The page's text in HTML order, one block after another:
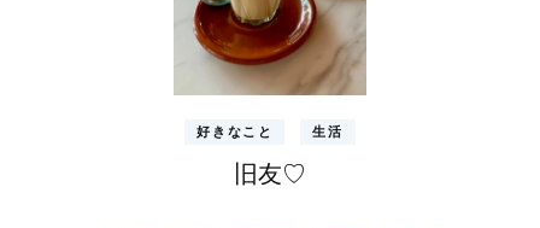
好きなこと 生活
旧友♡